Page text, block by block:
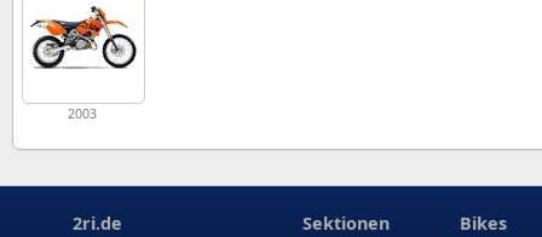
2003
2ri.de Sektionen Bikes